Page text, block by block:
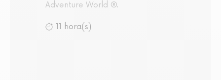
Adventure World ®.
11 hora(s)